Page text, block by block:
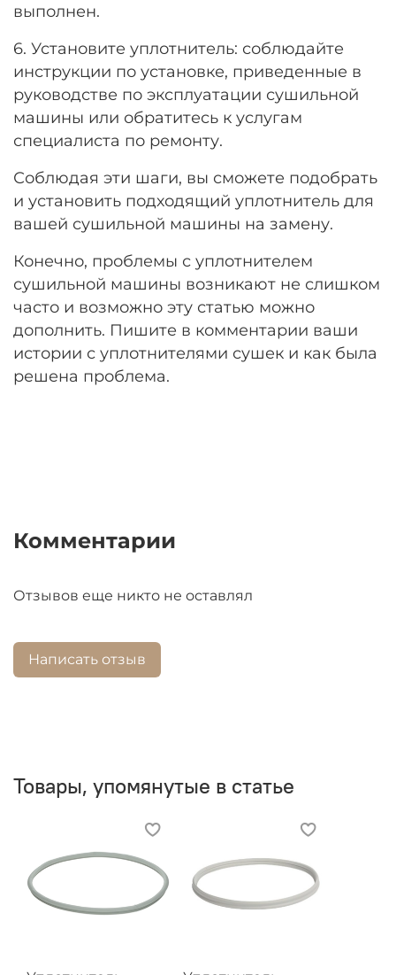
выполнен.
6. Установите уплотнитель: соблюдайте
инструкции по установке, приведенные в
руководстве по эксплуатации сушильной
машины или обратитесь к услугам
специалиста по ремонту.
Соблюдая эти шаги, вы сможете подобрать
и установить подходящий уплотнитель для
вашей сушильной машины на замену.
Конечно, проблемы с уплотнителем
сушильной машины возникают не слишком
часто и возможно эту статью можно
дополнить. Пишите в комментарии ваши
истории с уплотнителями сушек и как была
решена проблема.
Комментарии
Отзывов еще никто не оставлял
Написать отзыв
Товары, упомянутые в статье